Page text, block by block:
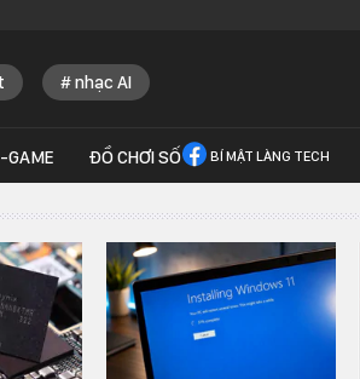
nhạc AI
GAME ĐỒ CHƠI SỐ BÍ MẬT LÀNG TECH